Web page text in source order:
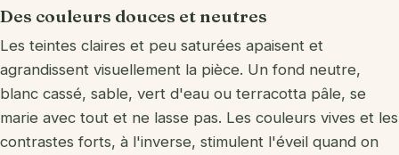
Des couleurs douces et neutres
Les teintes claires et peu saturées apaisent et
agrandissent visuellement la pièce. Un fond neutre,
blanc cassé, sable, vert d'eau ou terracotta pâle, se
marie avec tout et ne lasse pas. Les couleurs vives et les
contrastes forts, à l'inverse, stimulent l'éveil quand on